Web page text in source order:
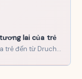
lai của trẻ
Công cụ dự đoán chiều cao của trẻ đến từ Druchen sau đây sẽ cung cấp trải nghiệm…